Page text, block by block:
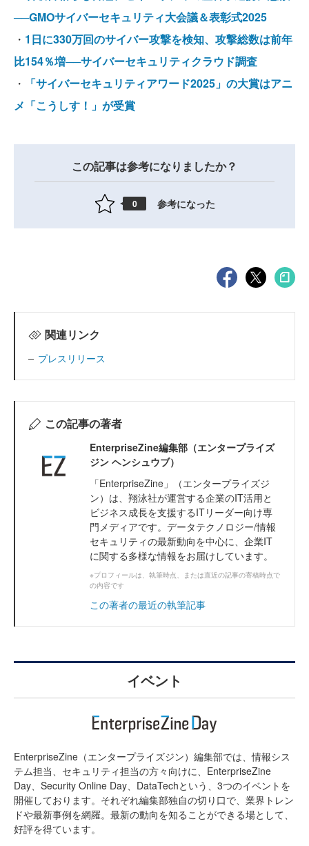
──GMOサイバーセキュリティ大会議＆表彰式2025
・ 1日に330万回のサイバー攻撃を検知、攻撃総数は前年
比154％増──サイバーセキュリティクラウド調査
・
「サイバーセキュリティアワード2025」の大賞はアニ
メ「こうしす！」が受賞
この記事は参考になりましたか？
0 参考になった
関連リンク
プレスリリース
この記事の著者
EnterpriseZine編集部（エンタープライズ
ジン ヘンシュウブ）
「EnterpriseZine」（エンタープライズジ
ン）は、翔泳社が運営する企業のIT活用と
ビジネス成長を支援するITリーダー向け専
門メディアです。データテクノロジー/情報
セキュリティの最新動向を中心に、企業IT
に関する多様な情報をお届けしています。
※プロフィールは、執筆時点、または直近の記事の寄稿時点で
の内容です
この著者の最近の執筆記事
イベント
EnterpriseZine（エンタープライズジン）編集部では、情報シス
テム担当、セキュリティ担当の方々向けに、EnterpriseZine
Day、Security Online Day、DataTechという、3つのイベントを
開催しております。それぞれ編集部独自の切り口で、業界トレン
ドや最新事例を網羅。最新の動向を知ることができる場として、
好評を得ています。